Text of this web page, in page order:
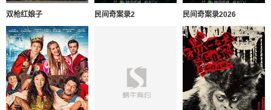
双枪红娘子 民间奇案录2 民间奇案录2026